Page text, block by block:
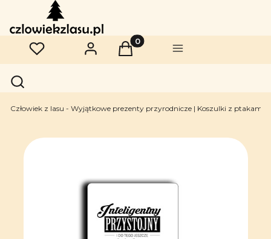
Ulubione Zaloguj sięProdukty w koszyku: 0.
Koszyk Menu
Otwórz wyszukiwarkę
Szukaj
Człowiek z lasu - Wyjątkowe prezenty przyrodnicze | Koszulki z ptakami |